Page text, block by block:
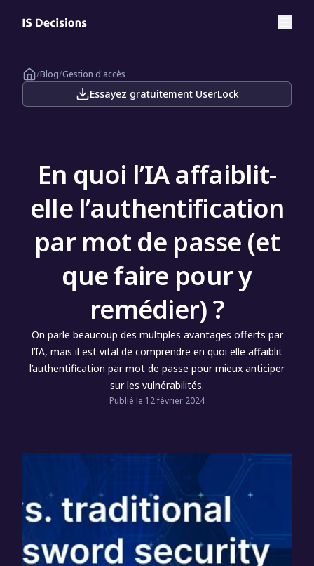
/Blog/Gestion d'accès
Essayez gratuitement UserLock
En quoi l’IA affaiblit-
elle l’authentification
par mot de passe (et
que faire pour y
remédier) ?
On parle beaucoup des multiples avantages offerts par
l’IA, mais il est vital de comprendre en quoi elle affaiblit
l’authentification par mot de passe pour mieux anticiper
sur les vulnérabilités.
Publié le 12 février 2024